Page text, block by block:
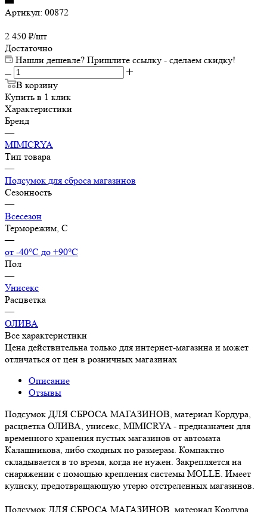
Артикул: 00872
2 450 ₽/шт
Достаточно
Нашли дешевле? Пришлите ссылку - сделаем скидку!
В корзину
Купить в 1 клик
Характеристики
Бренд
—
MIMICRYA
Тип товара
—
Подсумок для сброса магазинов
Сезонность
—
Всесезон
Терморежим, C
—
от -40°С до +90°С
Пол
—
Унисекс
Расцветка
—
ОЛИВА
Все характеристики
Цена действительна только для интернет-магазина и может
отличаться от цен в розничных магазинах
Описание
Отзывы
Подсумок ДЛЯ СБРОСА МАГАЗИНОВ, материал Кордура,
расцветка ОЛИВА, унисекс, MIMICRYA - предназначен для
временного хранения пустых магазинов от автомата
Калашникова, либо сходных по размерам. Компактно
складывается в то время, когда не нужен. Закрепляется на
снаряжении с помощью крепления системы MOLLE. Имеет
кулиску, предотвращающую утерю отстреленных магазинов.
Подсумок ДЛЯ СБРОСА МАГАЗИНОВ, материал Кордура,